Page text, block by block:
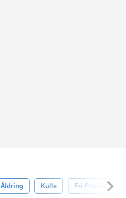
Åldring Kulle Fri Premie